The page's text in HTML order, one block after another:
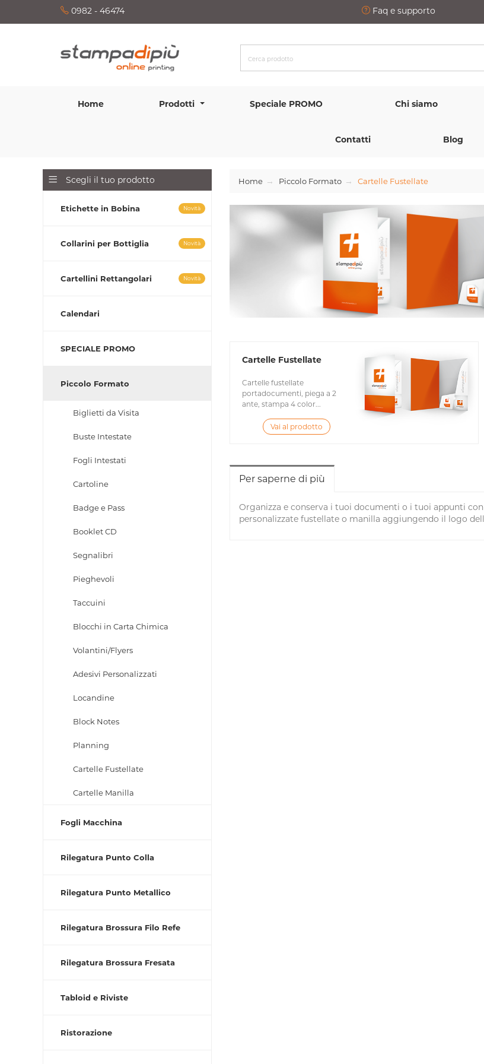
0982 - 46474 Faq e supporto
Home Prodotti Speciale PROMO Chi siamo
Contatti Blog
Scegli il tuo prodotto
Etichette in Bobina Novità
Collarini per Bottiglia Novità
Cartellini Rettangolari Novità
Calendari
SPECIALE PROMO
Piccolo Formato
Biglietti da Visita
Buste Intestate
Fogli Intestati
Cartoline
Badge e Pass
Booklet CD
Segnalibri
Pieghevoli
Taccuini
Blocchi in Carta Chimica
Volantini/Flyers
Adesivi Personalizzati
Locandine
Block Notes
Planning
Cartelle Fustellate
Cartelle Manilla
Fogli Macchina
Rilegatura Punto Colla
Rilegatura Punto Metallico
Rilegatura Brossura Filo Refe
Rilegatura Brossura Fresata
Tabloid e Riviste
Ristorazione
Home Piccolo Formato Cartelle Fustellate
Cartelle Fustellate
Cartelle fustellate
portadocumenti, piega a 2
ante, stampa 4 color...
Vai al prodotto
Per saperne di più
Organizza e conserva i tuoi documenti o i tuoi appunti
personalizzate fustellate o manilla aggiungendo il logo